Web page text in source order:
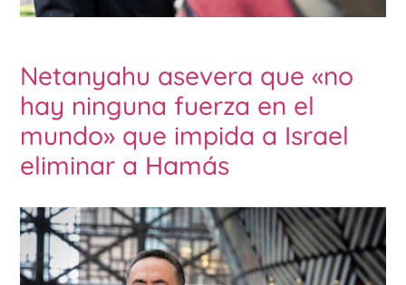
Netanyahu asevera que «no
hay ninguna fuerza en el
mundo» que impida a Israel
eliminar a Hamás